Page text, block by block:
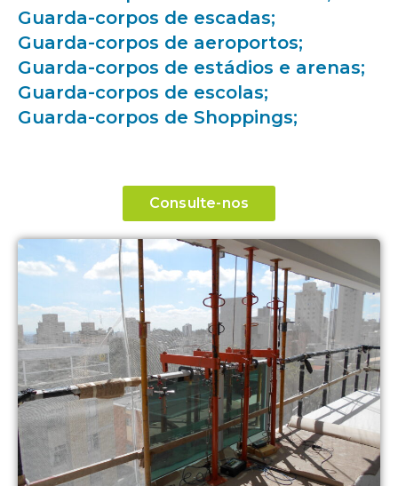
Guarda-corpos de escadas;
Guarda-corpos de aeroportos;
Guarda-corpos de estádios e arenas;
Guarda-corpos de escolas;
Guarda-corpos de Shoppings;
Consulte-nos